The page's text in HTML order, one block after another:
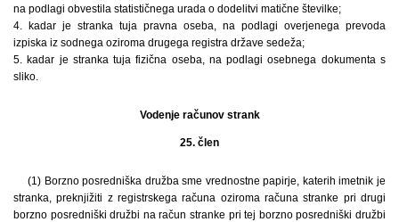
na podlagi obvestila statističnega urada o dodelitvi matične številke;
4. kadar je stranka tuja pravna oseba, na podlagi overjenega prevoda
izpiska iz sodnega oziroma drugega registra države sedeža;
5. kadar je stranka tuja fizična oseba, na podlagi osebnega dokumenta s
sliko.
Vodenje računov strank
25. člen
(1) Borzno posredniška družba sme vrednostne papirje, katerih imetnik je
stranka, preknjižiti z registrskega računa oziroma računa stranke pri drugi
borzno posredniški družbi na račun stranke pri tej borzno posredniški družbi